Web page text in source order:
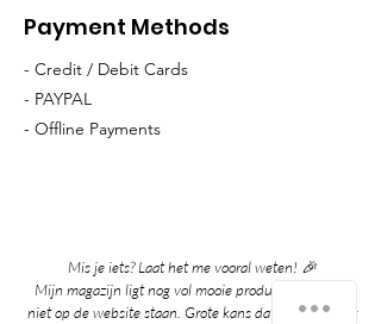
Payment Methods
- Credit / Debit Cards
- PAYPAL
- Offline Payments
Mis je iets? Laat het me vooral weten! 🎉
Mijn magazijn ligt nog vol mooie producten die nog
niet op de website staan. Grote kans dat ik het al voor
Hoe kan ik je helpen?